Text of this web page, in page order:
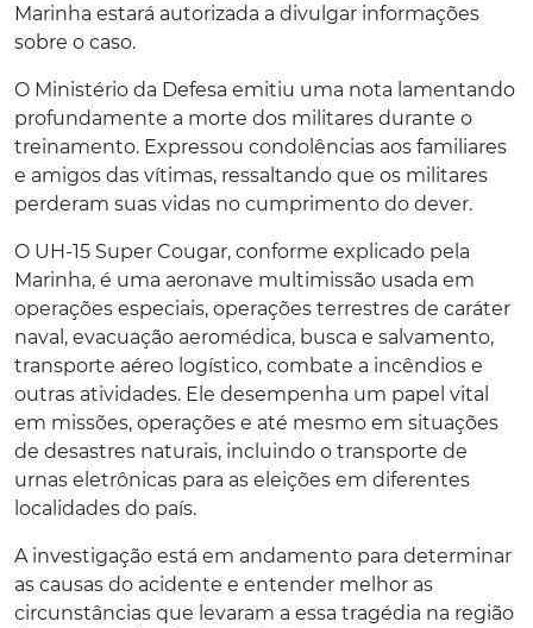
Marinha estará autorizada a divulgar informações
sobre o caso.
O Ministério da Defesa emitiu uma nota lamentando
profundamente a morte dos militares durante o
treinamento. Expressou condolências aos familiares
e amigos das vítimas, ressaltando que os militares
perderam suas vidas no cumprimento do dever.
O UH-15 Super Cougar, conforme explicado pela
Marinha, é uma aeronave multimissão usada em
operações especiais, operações terrestres de caráter
naval, evacuação aeromédica, busca e salvamento,
transporte aéreo logístico, combate a incêndios e
outras atividades. Ele desempenha um papel vital
em missões, operações e até mesmo em situações
de desastres naturais, incluindo o transporte de
urnas eletrônicas para as eleições em diferentes
localidades do país.
A investigação está em andamento para determinar
as causas do acidente e entender melhor as
circunstâncias que levaram a essa tragédia na região